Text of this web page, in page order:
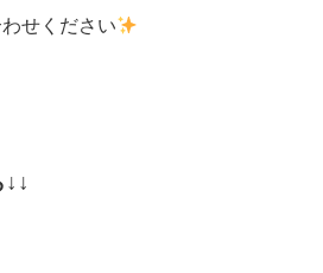
せください